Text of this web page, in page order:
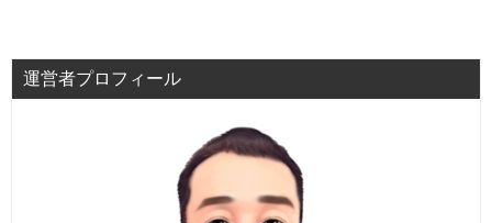
運営者プロフィール